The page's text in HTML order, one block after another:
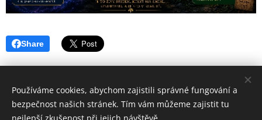
Share
Používáme cookies, abychom zajistili správné fungování a
bezpečnost našich stránek. Tím vám můžeme zajistit tu